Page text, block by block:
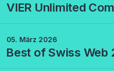
VIER Unlimited
05. März 2026
Best of Swiss Web